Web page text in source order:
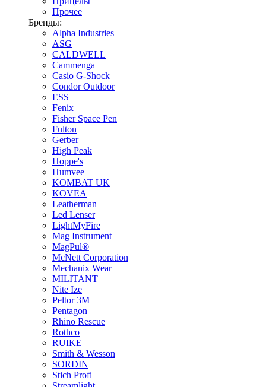
Прочее
Бренды:
Alpha Industries
ASG
CALDWELL
Cammenga
Casio G-Shock
Condor Outdoor
ESS
Fenix
Fisher Space Pen
Fulton
Gerber
High Peak
Hoppe's
Humvee
KOMBAT UK
KOVEA
Leatherman
Led Lenser
LightMyFire
Mag Instrument
MagPul®
McNett Corporation
Mechanix Wear
MILITANT
Nite Ize
Peltor 3M
Pentagon
Rhino Rescue
Rothco
RUIKE
Smith & Wesson
SORDIN
Stich Profi